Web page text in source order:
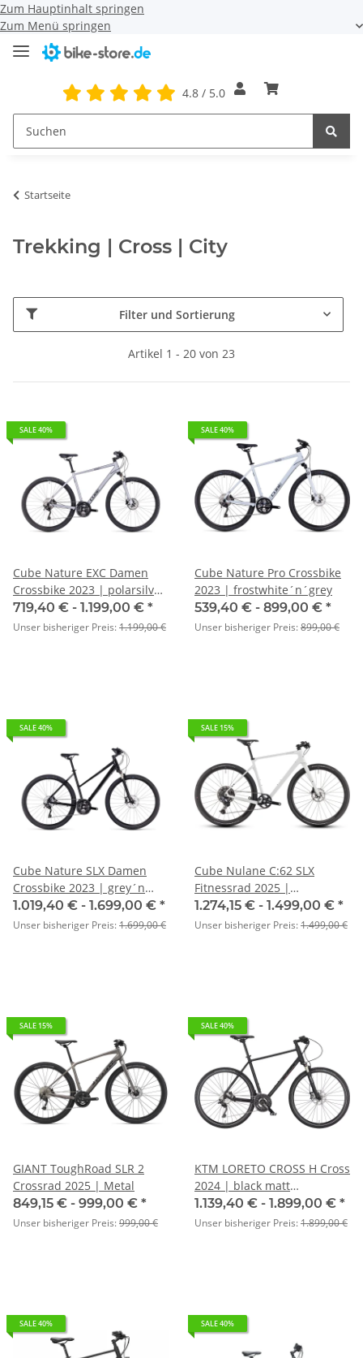
Zum Hauptinhalt springen
Zum Menü springen
4.8 / 5.0
Startseite
Trekking | Cross | City
Filter und Sortierung
Artikel 1 - 20 von 23
SALE 40%
Cube Nature EXC Damen
Crossbike 2023 | polarsilver
´n´black
719,40 € - 1.199,00 € *
Unser bisheriger Preis:1.199,00 €
SALE 40%
Cube Nature Pro Crossbike
2023 | frostwhite´n´grey
539,40 € - 899,00 € *
Unser bisheriger Preis:899,00 €
SALE 40%
Cube Nature SLX Damen
Crossbike 2023 | grey´n
´black Trapeze
1.019,40 € - 1.699,00 € *
Unser bisheriger Preis:1.699,00 €
SALE 15%
Cube Nulane C:62 SLX
Fitnessrad 2025 |
desertstone´n´green
1.274,15 € - 1.499,00 € *
Unser bisheriger Preis:1.499,00 €
SALE 15%
GIANT ToughRoad SLR 2
Crossrad 2025 | Metal
849,15 € - 999,00 € *
Unser bisheriger Preis:999,00 €
SALE 40%
KTM LORETO CROSS H Cross
2024 | black matt
(orange+black glossy)
1.139,40 € - 1.899,00 € *
Unser bisheriger Preis:1.899,00 €
SALE 40% SALE 40%